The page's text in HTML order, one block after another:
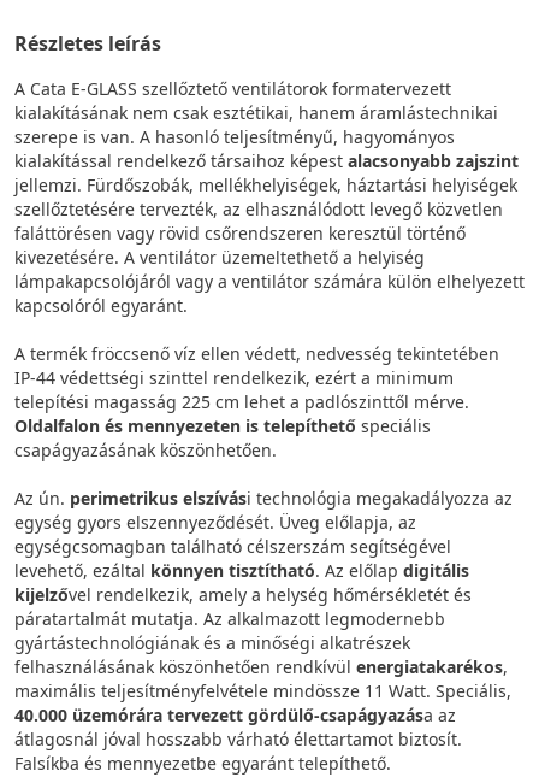
Részletes leírás
A Cata E-GLASS szellőztető ventilátorok formatervezett
kialakításának nem csak esztétikai, hanem áramlástechnikai
szerepe is van. A hasonló teljesítményű, hagyományos
kialakítással rendelkező társaihoz képest alacsonyabb zajszint
jellemzi. Fürdőszobák, mellékhelyiségek, háztartási helyiségek
szellőztetésére tervezték, az elhasználódott levegő közvetlen
faláttörésen vagy rövid csőrendszeren keresztül történő
kivezetésére. A ventilátor üzemeltethető a helyiség
lámpakapcsolójáról vagy a ventilátor számára külön elhelyezett
kapcsolóról egyaránt.
A termék fröccsenő víz ellen védett, nedvesség tekintetében
IP-44 védettségi szinttel rendelkezik, ezért a minimum
telepítési magasság 225 cm lehet a padlószinttől mérve.
Oldalfalon és mennyezeten is telepíthető speciális
csapágyazásának köszönhetően.
Az ún. perimetrikus elszívási technológia megakadályozza az
egység gyors elszennyeződését. Üveg előlapja, az
egységcsomagban található célszerszám segítségével
levehető, ezáltal könnyen tisztítható. Az előlap digitális
kijelzővel rendelkezik, amely a helység hőmérsékletét és
páratartalmát mutatja. Az alkalmazott legmodernebb
gyártástechnológiának és a minőségi alkatrészek
felhasználásának köszönhetően rendkívül energiatakarékos,
maximális teljesítményfelvétele mindössze 11 Watt. Speciális,
40.000 üzemórára tervezett gördülő-csapágyazása az
átlagosnál jóval hosszabb várható élettartamot biztosít.
Falsíkba és mennyezetbe egyaránt telepíthető.